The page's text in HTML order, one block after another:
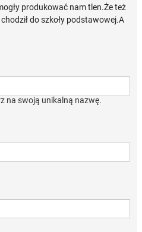
produkować nam tlen.Że też
do szkoły podstawowej.A
na swoją unikalną nazwę.